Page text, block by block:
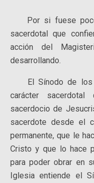
Por si fuese poco,
sacerdotal que
acción del
desarrollando.
El Sínodo de los
carácter
sacerdocio de
sacerdote desde el
permanente, que le
Cristo y que lo hace
para poder obrar en
Iglesia entiende el